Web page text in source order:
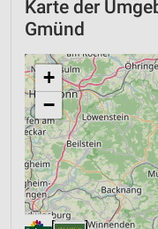
Karte der
Gmünd
+
−